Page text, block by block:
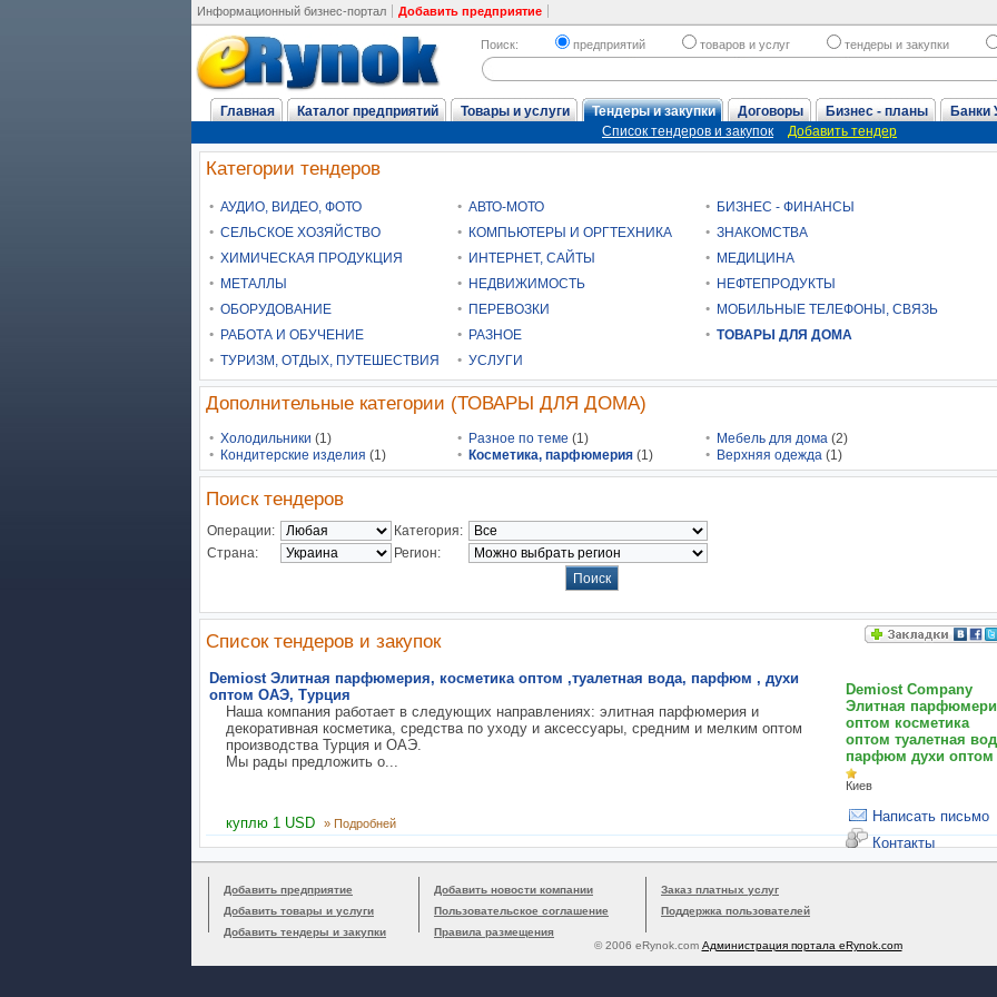
Информационный бизнес-портал Добавить предприятие
Поиск: предприятий товаров и услуг тендеры и закупки
Главная Каталог предприятий Товары и услуги Тендеры и закупки Договоры Бизнес - планы
Банки
Список тендеров и закупок
Добавить тендер
Категории тендеров
АУДИО, ВИДЕО, ФОТО АВТО-МОТО
БИЗНЕС - ФИНАНСЫ
СЕЛЬСКОЕ ХОЗЯЙСТВО
КОМПЬЮТЕРЫ И ОРГТЕХНИКА
ЗНАКОМСТВА
ХИМИЧЕСКАЯ ПРОДУКЦИЯ
ИНТЕРНЕТ, САЙТЫ
МЕДИЦИНА
МЕТАЛЛЫ
НЕДВИЖИМОСТЬ
НЕФТЕПРОДУКТЫ
ОБОРУДОВАНИЕ
ПЕРЕВОЗКИ
МОБИЛЬНЫЕ ТЕЛЕФОНЫ, СВЯЗЬ
РАБОТА И ОБУЧЕНИЕ
РАЗНОЕ
ТОВАРЫ ДЛЯ ДОМА
ТУРИЗМ, ОТДЫХ, ПУТЕШЕСТВИЯ
УСЛУГИ
Дополнительные категории (ТОВАРЫ ДЛЯ ДОМА)
Холодильники (1) Разное по теме (1) Мебель для дома (2)
Кондитерские изделия (1) Косметика, парфюмерия (1) Верхняя одежда (1)
Поиск тендеров
Операции:
Категория:
Страна:
Регион:
Список тендеров и закупок
Demiost Company
Элитная
оптом косметика
оптом туалетная
парфюм духи оптом
Киев
Написать письмо
Контакты
Demiost Элитная парфюмерия, косметика оптом ,туалетная вода, парфюм , духи
оптом ОАЭ, Турция
Наша компания работает в следующих направлениях: элитная парфюмерия и
декоративная косметика, средства по уходу и аксессуары, средним и мелким оптом
производства Турция и ОАЭ.
Мы рады предложить о...
куплю 1 USD » Подробней
Добавить предприятие
Добавить товары и услуги
Добавить тендеры и закупки
Добавить новости компании
Пользовательское соглашение
Правила размещения
Заказ платных услуг
Поддержка пользователей
© 2006 eRynok.com Администрация портала eRynok.com